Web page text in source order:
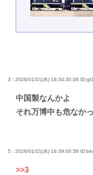
3 : 2026/01/21(水) 16:34:30.06
中国製なんかよ
それ万博中も危なか
5 : 2026/01/21(水) 16:39:00.58
>>3